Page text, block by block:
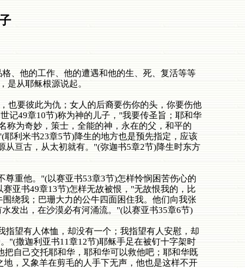
、他的工作、他的遭遇和他的生、死、复活等等
是从耶稣根源说起。
要彼此为仇；女人的后裔要伤你的头，你要伤他
记49章10节)称为神的儿子，"我要传圣旨；耶和华
称为奇妙，策士，全能的神，永在的父，和平的
利米书23章5节)降生的地方也是预先指定，应该
亘古，从太初就有。"(弥迦书5章2节)降生时东方
重他。"(以赛亚书53章3节)怎样怜悯困苦伤心的
亚书49章13节)怎样无故被恨，"无故恨我的，比
绕我；巴珊大力的公牛四面困住我。他们向我张
发出，在沙漠必有河涌流。"(以赛亚书35章6节)
望有人体恤，却没有一个；我指望有人安慰，却
"(撒迦利亚书11章12节)耶稣手足在被钉十字架时
自己交托耶和华，耶和华可以救他吧；耶和华既
，又象羊在剪毛的人手下无声，他也是这样不开